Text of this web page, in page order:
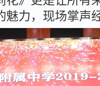
魅力，现场掌声